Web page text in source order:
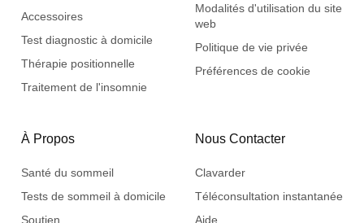
Accessoires
Test diagnostic à domicile
Thérapie positionnelle
Traitement de l'insomnie
Modalités d'utilisation du site
web
Politique de vie privée
Préférences de cookie
À Propos
Santé du sommeil
Tests de sommeil à domicile
Soutien
Nous Contacter
Clavarder
Téléconsultation instantanée
Aide